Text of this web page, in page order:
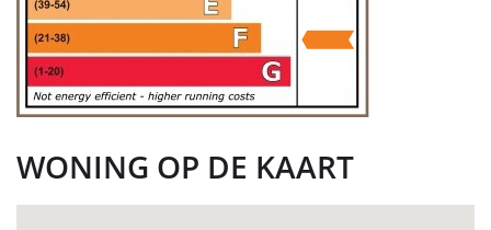
WONING OP DE KAART